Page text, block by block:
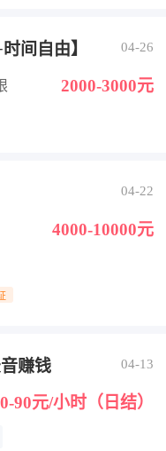
间自由】 04-26
2000-3000元
04-22
4000-10000元
赚钱 04-13
90元/小时（日结）